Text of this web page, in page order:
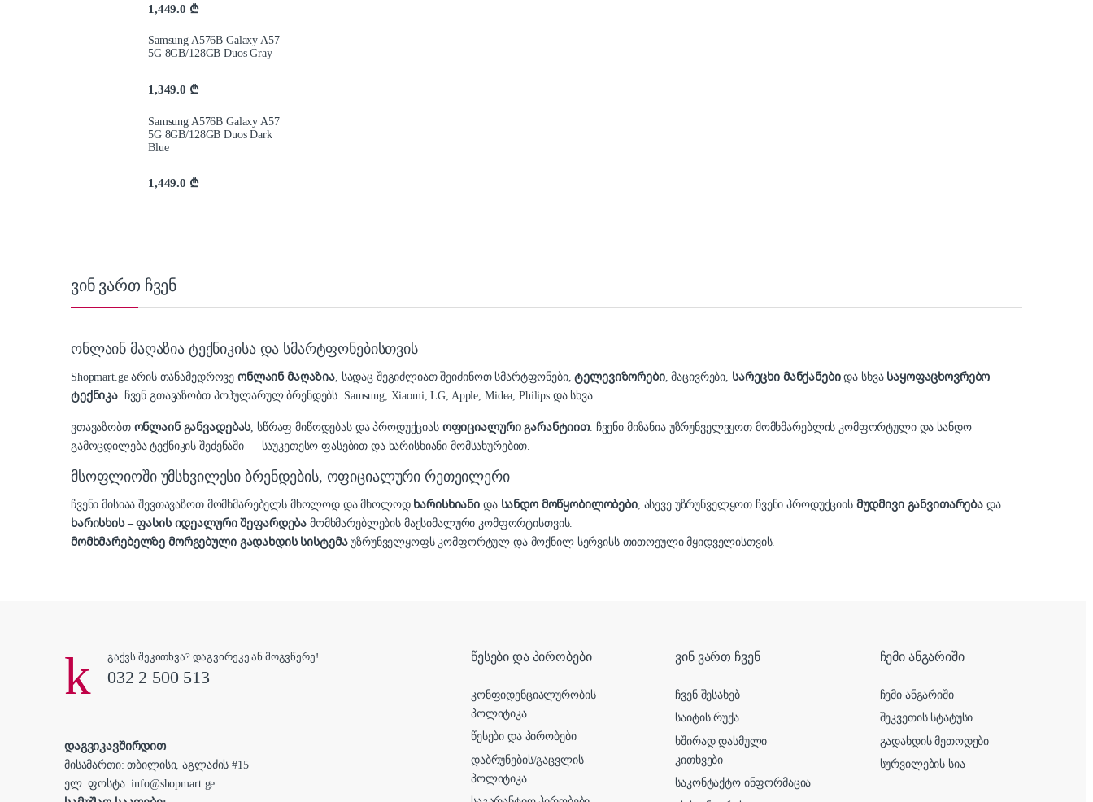
1,449.0 ₾
Samsung A576B Galaxy A57
5G 8GB/128GB Duos Gray
1,349.0 ₾
Samsung A576B Galaxy A57
5G 8GB/128GB Duos Dark
Blue
1,449.0 ₾
ვინ ვართ ჩვენ
ონლაინ მაღაზია ტექნიკისა და სმარტფონებისთვის
Shopmart.ge არის თანამედროვე ონლაინ მაღაზია, სადაც შეგიძლიათ შეიძინოთ სმარტფონები,ტელევიზორები, მაცივრები, სარეცხი მანქანებიდა სხვა საყოფაცხოვრებო
ტექნიკა. ჩვენ გთავაზობთ პოპულარულ ბრენდებს: Samsung, Xiaomi, LG, Apple, Midea, Philips და სხვა.
ვთავაზობთ ონლაინ განვადებას, სწრაფ მიწოდებას და პროდუქციას ოფიციალური გარანტიით. ჩვენი მიზანია უზრუნველვყოთ მომხმარებლის კომფორტული და სანდო
გამოცდილება ტექნიკის შეძენაში — საუკეთესო ფასებით და ხარისხიანი მომსახურებით.
მსოფლიოში უმსხვილესი ბრენდების, ოფიციალური რეთეილერი
ჩვენი მისიაა შევთავაზოთ მომხმარებელს მხოლოდ და მხოლოდ ხარისხიანი და სანდო მოწყობილობები, ასევე უზრუნველყოთ ჩვენი პროდუქციის მუდმივი განვითარება და
ხარისხის – ფასის იდეალური შეფარდება მომხმარებლების მაქსიმალური კომფორტისთვის.
მომხმარებელზე მორგებული გადახდის სისტემაუზრუნველყოფს კომფორტულ და მოქნილ სერვისს თითოეული მყიდველისთვის.
გაქვს შეკითხვა? დაგვირეკე ან მოგვწერე!
032 2 500 513
დაგვიკავშირდით
მისამართი: თბილისი, აგლაძის #15
ელ. ფოსტა: info@shopmart.ge
წესები და პირობები
კონფიდენციალურობის
პოლიტიკა
წესები და პირობები
დაბრუნების/გაცვლის
პოლიტიკა
ვინ ვართ ჩვენ
ჩვენ შესახებ
საიტის რუქა
ხშირად დასმული
კითხვები
საკონტაქტო ინფორმაცია
ჩემი ანგარიში
ჩემი ანგარიში
შეკვეთის სტატუსი
გადახდის მეთოდები
სურვილების სია